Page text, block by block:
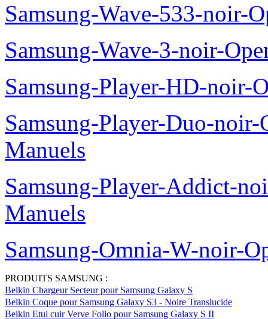
Samsung-Wave-533-noir-
Samsung-Wave-3-noir-
Samsung-Player-HD-noir-
Samsung-Player-Duo-
Manuels
Samsung-Player-Addict-
Manuels
Samsung-Omnia-W-noir-
PRODUITS SAMSUNG :
Belkin Chargeur Secteur pour Samsung Galaxy S
Belkin Coque pour Samsung Galaxy S3 - Noire Translucide
Belkin Etui cuir Verve Folio pour Samsung Galaxy S II